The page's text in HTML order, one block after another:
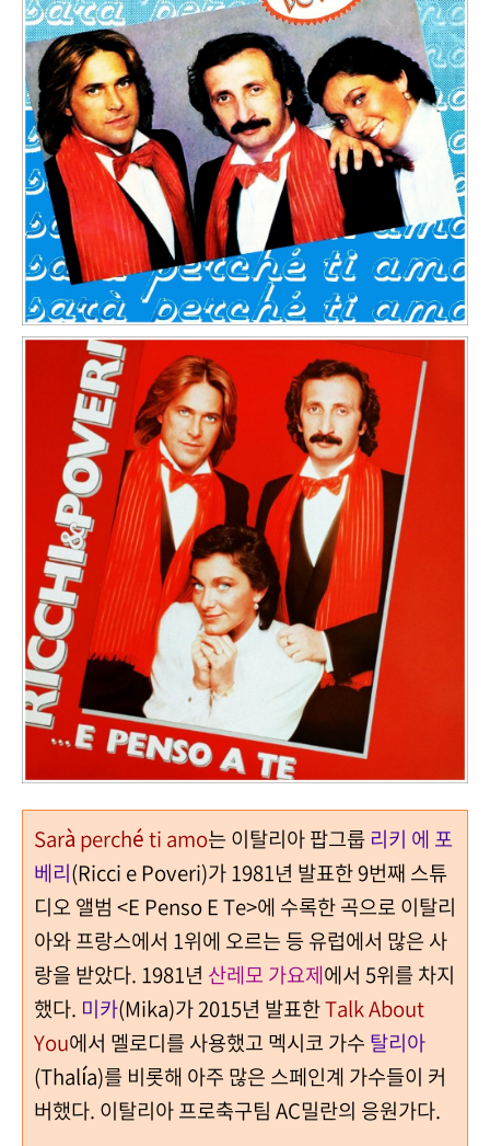
Sarà perché ti amo는 이탈리아 팝그룹 리키 에 포
베리(Ricci e Poveri)가 1981년 발표한 9번째 스튜
디오 앨범 <E Penso E Te>에 수록한 곡으로 이탈리
아와 프랑스에서 1위에 오르는 등 유럽에서 많은 사
랑을 받았다. 1981년 산레모 가요제에서 5위를 차지
했다. 미카(Mika)가 2015년 발표한Talk About
You에서 멜로디를 사용했고 멕시코 가수 탈리아
(Thalía)를 비롯해 아주 많은 스페인계 가수들이 커
버했다. 이탈리아 프로축구팀 AC밀란의 응원가다.